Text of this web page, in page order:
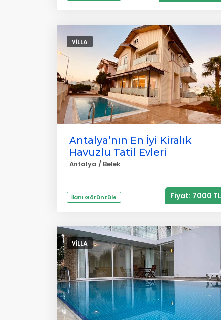
VILLA
Antalya’nın En İyi Kiralık
Havuzlu Tatil Evleri
Antalya / Belek
İlanı Görüntüle Fiyat: 7000 TL
VILLA